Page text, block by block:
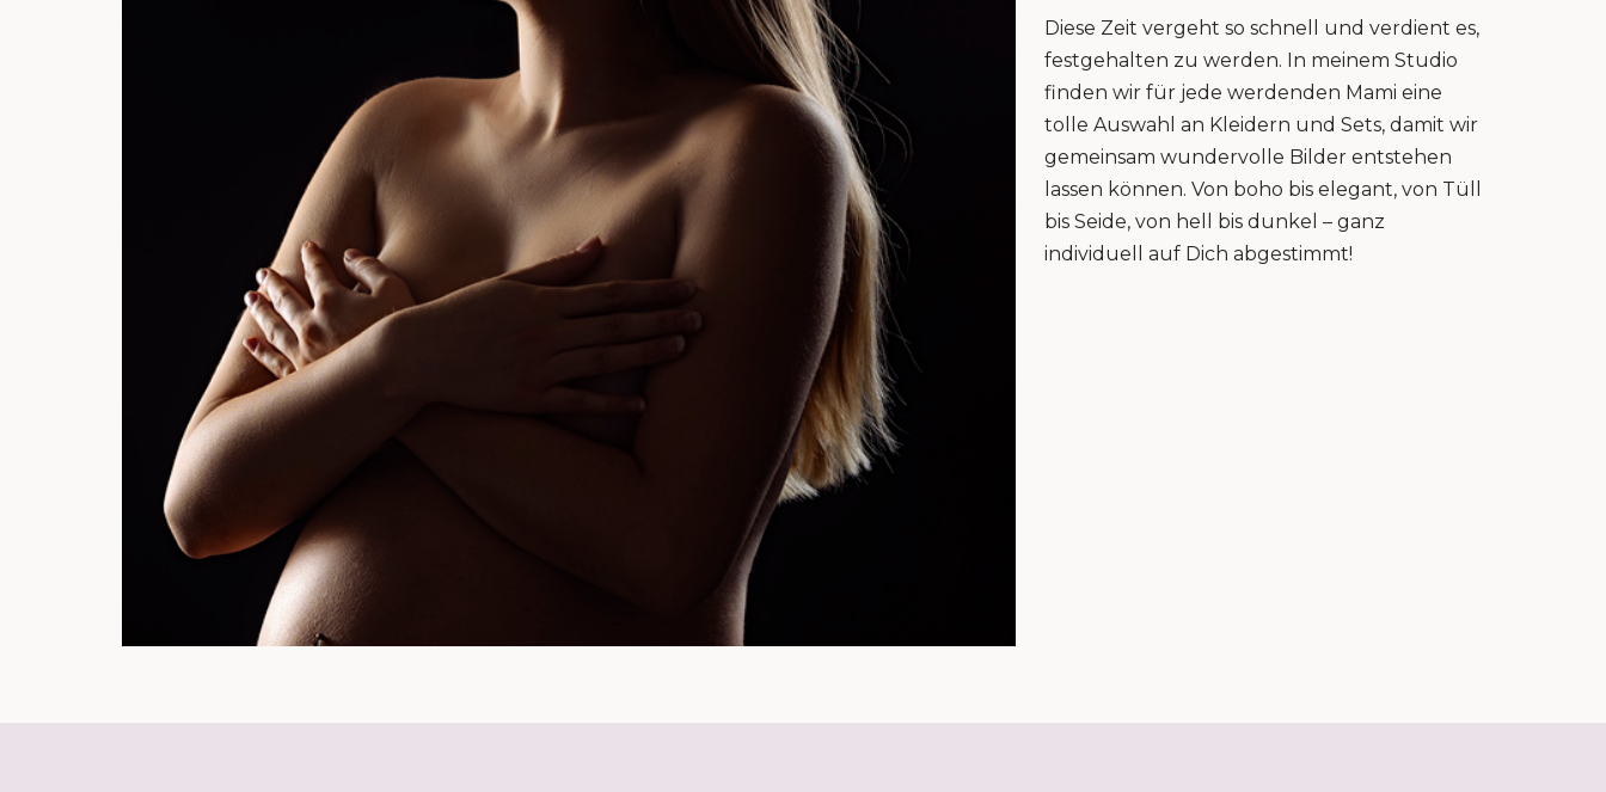
Diese Zeit vergeht so schnell und verdient es,
festgehalten zu werden. In meinem Studio
finden wir für jede werdenden Mami eine
tolle Auswahl an Kleidern und Sets, damit wir
gemeinsam wundervolle Bilder entstehen
lassen können. Von boho bis elegant, von Tüll
bis Seide, von hell bis dunkel – ganz
individuell auf Dich abgestimmt!